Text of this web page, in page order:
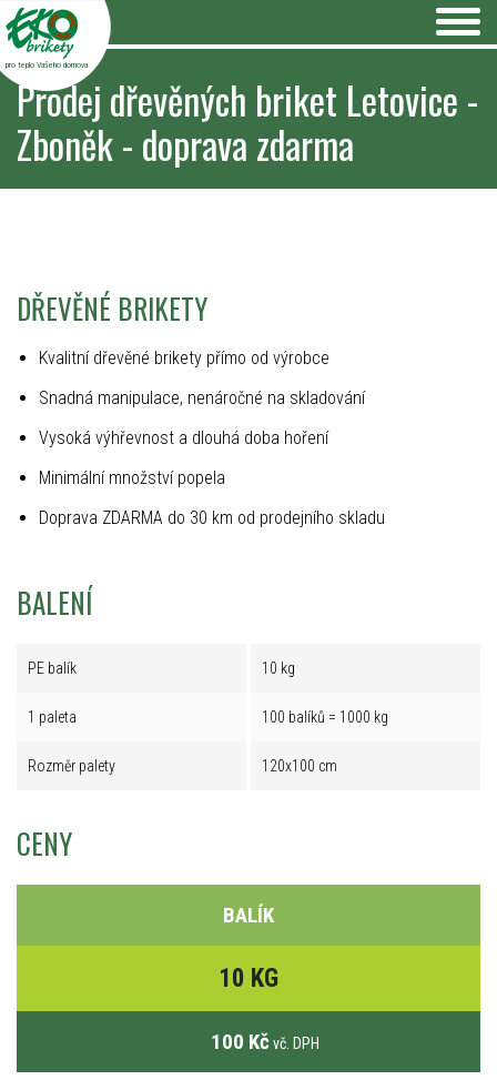
pro teplo Vašeho domova
Prodej dřevěných briket Letovice -
Zboněk - doprava zdarma
DŘEVĚNÉ BRIKETY
Kvalitní dřevěné brikety přímo od výrobce
Snadná manipulace, nenáročné na skladování
Vysoká výhřevnost a dlouhá doba hoření
Minimální množství popela
Doprava ZDARMA do 30 km od prodejního skladu
BALENÍ
PE balík 10 kg
1 paleta 100 balíků = 1000 kg
Rozměr palety 120x100 cm
CENY
BALÍK
10 KG
100 Kč vč. DPH